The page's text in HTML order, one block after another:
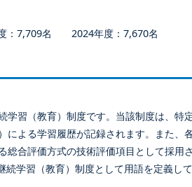
7,709名 2024年度：7,670名
習（教育）制度です。当該制度は、特
よる学習履歴が記録されます。また、
合評価方式の技術評価項目として採用
学習（教育）制度として用語を定義して